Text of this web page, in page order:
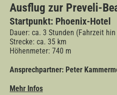
Ausflug zur Preveli-
Startpunkt: Phoenix-Hotel
Dauer: ca. 3 Stunden (Fahrzeit
Strecke: ca. 35 km
Höhenmeter: 740 m
Ansprechpartner: Peter
Mehr Infos